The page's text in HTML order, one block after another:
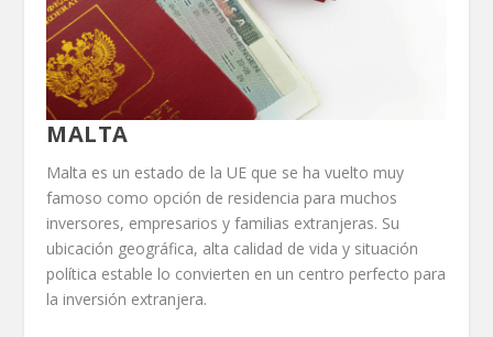
MALTA
Malta es un estado de la UE que se ha vuelto muy
famoso como opción de residencia para muchos
inversores, empresarios y familias extranjeras. Su
ubicación geográfica, alta calidad de vida y situación
política estable lo convierten en un centro perfecto para
la inversión extranjera.